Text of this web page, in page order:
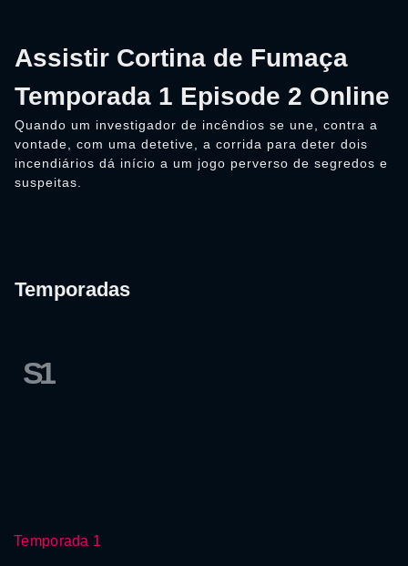
Assistir Cortina de Fumaça
Temporada 1 Episode 2 Online
Quando um investigador de incêndios se une, contra a
vontade, com uma detetive, a corrida para deter dois
incendiários dá início a um jogo perverso de segredos e
suspeitas.
Temporadas
S1
Temporada 1